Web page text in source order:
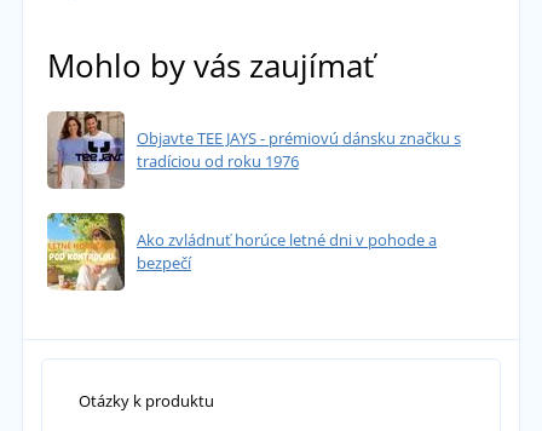
Mohlo by vás zaujímať
Objavte TEE JAYS - prémiovú dánsku značku s
tradíciou od roku 1976
Ako zvládnuť horúce letné dni v pohode a
bezpečí
Otázky k produktu